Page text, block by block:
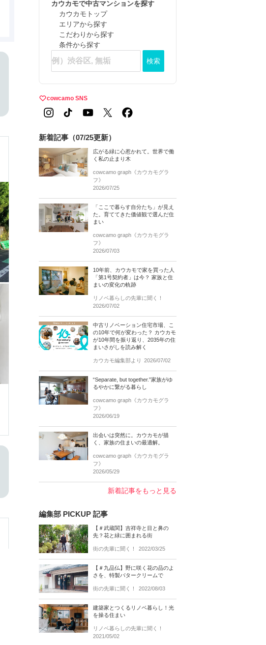
カウカモで中古マンションを探す
カウカモトップ
エリアから探す
こだわりから探す
条件から探す
検索
cowcamo SNS
新着記事（07/25更新）
広がる緑に心惹かれて。世界で働
く私の止まり木
cowcamo graph《カウカモグラ
フ》
2026/07/25
「ここで暮らす自分たち」が見え
た。育ててきた価値観で選んだ住
まい
cowcamo graph《カウカモグラ
フ》
2026/07/03
10年前、カウカモで家を買った人
「第1号契約者」は今？ 家族と住
まいの変化の軌跡
リノベ暮らしの先輩に聞く！
2026/07/02
中古リノベーション住宅市場、こ
の10年で何が変わった？ カウカモ
が10年間を振り返り、2035年の住
まいさがしを読み解く
カウカモ編集部より 2026/07/02
“Separate, but together.”家族がゆ
るやかに繋がる暮らし
cowcamo graph《カウカモグラ
フ》
2026/06/19
出会いは突然に。カウカモが描
く、家族の住まいの最適解。
cowcamo graph《カウカモグラ
フ》
2026/05/29
新着記事をもっと見る
編集部 PICKUP 記事
【＃武蔵関】吉祥寺と目と鼻の
先？花と緑に囲まれる街
街の先輩に聞く！ 2022/03/25
【＃九品仏】野に咲く花の品のよ
さを、特製バタークリームで
街の先輩に聞く！ 2022/08/03
建築家とつくるリノベ暮らし！光
を操る住まい
リノベ暮らしの先輩に聞く！
2021/05/02